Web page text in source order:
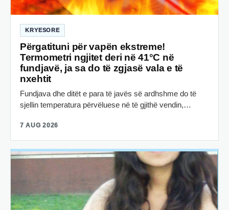
KRYESORE
Përgatituni për vapën ekstreme!
Termometri ngjitet deri në 41°C në
fundjavë, ja sa do të zgjasë vala e të
nxehtit
Fundjava dhe ditët e para të javës së ardhshme do të
sjellin temperatura përvëluese në të gjithë vendin,…
7 AUG 2026